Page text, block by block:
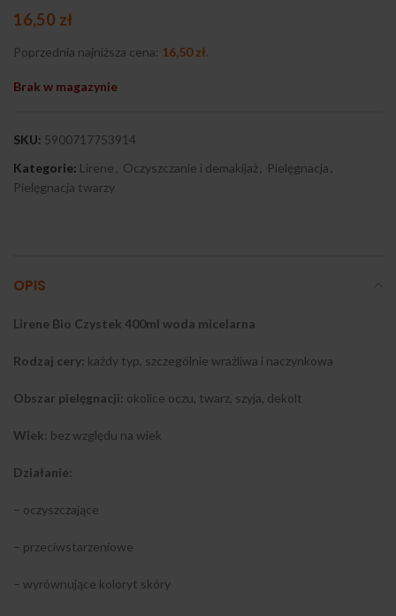
16,50 zł
Poprzednia najniższa cena: 16,50zł.
Brak w magazynie
SKU: 5900717753914
Kategorie: Lirene Oczyszczanie i demakijaż Pielęgnacja
Pielęgnacja twarzy
OPIS
Lirene Bio Czystek 400ml woda micelarna
Rodzaj cery: każdy typ, szczególnie wrażliwa i naczynkowa
Obszar pielęgnacji: okolice oczu, twarz, szyja, dekolt
Wiek: bez względu na wiek
Działanie:
– oczyszczające
– przeciwstarzeniowe
– wyrównujące koloryt skóry